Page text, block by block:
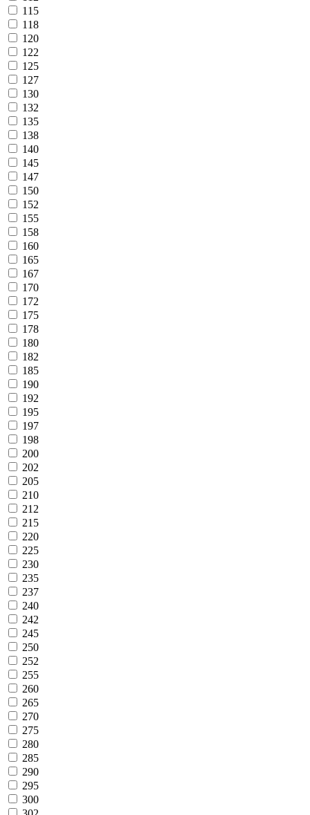
115
118
120
122
125
127
130
132
135
138
140
145
147
150
152
155
158
160
165
167
170
172
175
178
180
182
185
190
192
195
197
198
200
202
205
210
212
215
220
225
230
235
237
240
242
245
250
252
255
260
265
270
275
280
285
290
295
300